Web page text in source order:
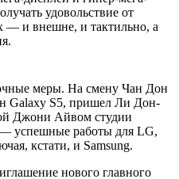
удовольствие от
— и внешне, и тактильно, а
меры. На смену Чан Дон
Galaxy S5, пришел Ли Дон-
Джони Айвом студии
успешные работы для LG,
кстати, и Samsung.
нового главного